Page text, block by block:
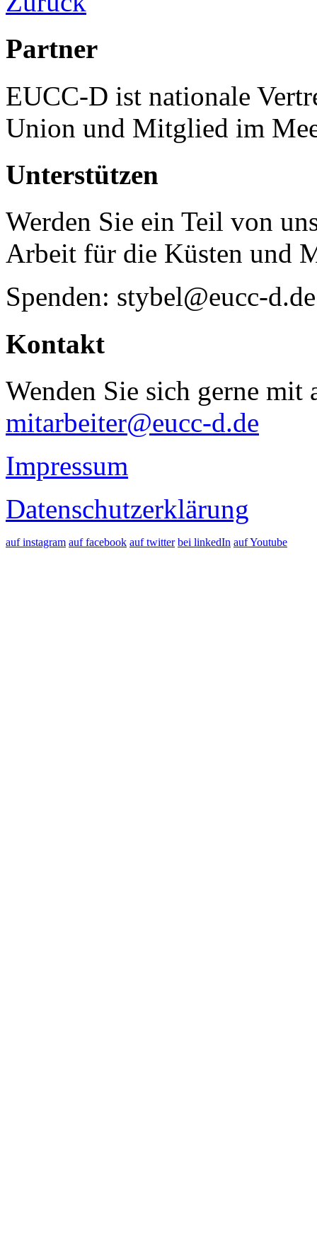
Partner
EUCC-D ist nationale
Union und Mitglied im
Unterstützen
Werden Sie ein Teil von
Arbeit für die Küsten und
Spenden: stybel@eucc-d.de
Kontakt
Wenden Sie sich gerne mit
mitarbeiter@eucc-d.de
Impressum
Datenschutzerklärung
auf instagram auf facebook auf twitter bei linkedIn auf Youtube